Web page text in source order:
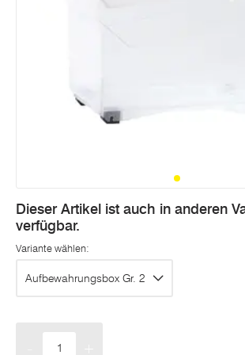
Dieser Artikel ist auch in anderen
verfügbar.
Variante wählen:
Aufbewahrungsbox Gr. 2